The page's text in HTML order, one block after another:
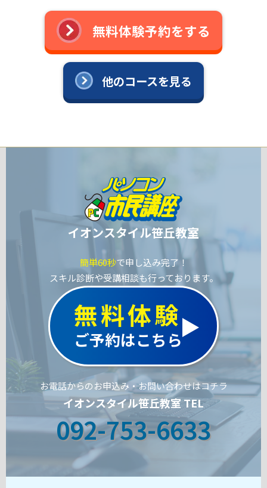
無料体験予約をする
他のコースを見る
イオンスタイル笹丘教室
簡単60秒で申し込み完了！
スキル診断や受講相談も行っております。
無料体験
ご予約はこちら
お電話からのお申込み・お問い合わせはコチラ
イオンスタイル笹丘教室 TEL
092-753-6633